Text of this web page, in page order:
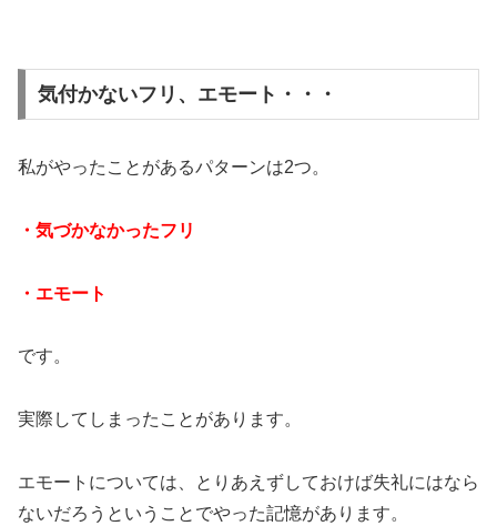
気付かないフリ、エモート・・・
私がやったことがあるパターンは2つ。
・気づかなかったフリ
・エモート
です。
実際してしまったことがあります。
エモートについては、とりあえずしておけば失礼にはなら
ないだろうということでやった記憶があります。